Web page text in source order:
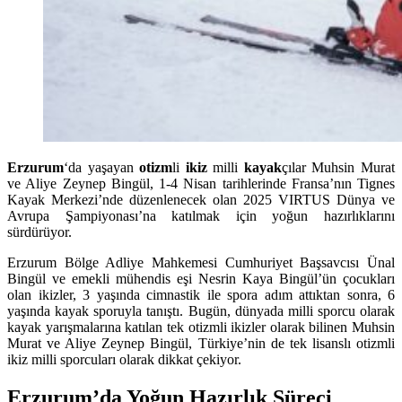
Erzurum‘da yaşayanotizmli ikizmilli kayakçılar Muhsin Murat
ve Aliye Zeynep Bingül, 1-4 Nisan tarihlerinde Fransa’nın Tignes
Kayak Merkezi’nde düzenlenecek olan 2025 VIRTUS Dünya ve
Avrupa Şampiyonası’na katılmak için yoğun hazırlıklarını
sürdürüyor.
Erzurum Bölge Adliye Mahkemesi Cumhuriyet Başsavcısı Ünal
Bingül ve emekli mühendis eşi Nesrin Kaya Bingül’ün çocukları
olan ikizler, 3 yaşında cimnastik ile spora adım attıktan sonra, 6
yaşında kayak sporuyla tanıştı. Bugün, dünyada milli sporcu olarak
kayak yarışmalarına katılan tek otizmli ikizler olarak bilinen Muhsin
Murat ve Aliye Zeynep Bingül, Türkiye’nin de tek lisanslı otizmli
ikiz milli sporcuları olarak dikkat çekiyor.